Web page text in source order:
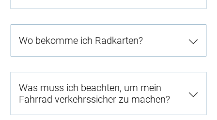
Wo bekomme ich Radkarten?
Was muss ich beachten, um mein
Fahrrad verkehrssicher zu machen?